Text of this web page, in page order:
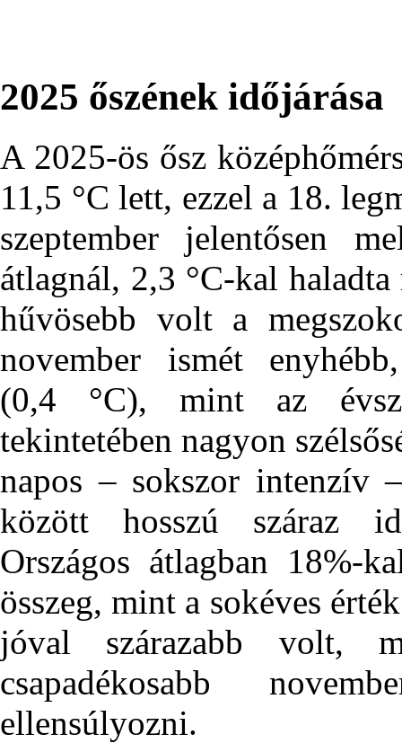
2025 őszének időjárása
A 2025-ös ősz
11,5 °C lett, ezzel a 18.
szeptember jelentősen
átlagnál, 2,3 °C-kal
hűvösebb volt a
november ismét
(0,4 °C), mint az
tekintetében nagyon
napos – sokszor intenzív
között hosszú száraz
Országos átlagban 18%-
összeg, mint a sokéves
jóval szárazabb volt,
csapadékosabb
ellensúlyozni.